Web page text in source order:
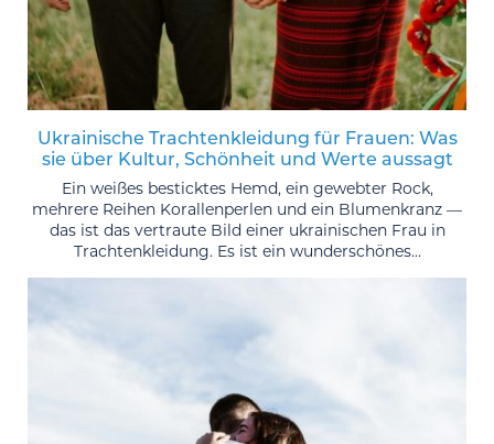
Ukrainische Trachtenkleidung für Frauen: Was
sie über Kultur, Schönheit und Werte aussagt
Ein weißes besticktes Hemd, ein gewebter Rock,
mehrere Reihen Korallenperlen und ein Blumenkranz —
das ist das vertraute Bild einer ukrainischen Frau in
Trachtenkleidung. Es ist ein wunderschönes...